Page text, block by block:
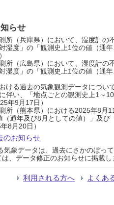
らせ
所（兵庫県）において、湿度計
湿度」の「観測史上1位の値（通
所（広島県）において、湿度計
湿度」の「観測史上1位の値（通
ける過去の気象観測データにつ
伴い、「地点ごとの観測史上1～
年9月17日）
所（熊本県）における2025年8月
（通年及び8月としての値）」及
8月20日）
のお知らせ
象データは、過去にさかのぼっ
、データ修正のお知らせに掲載し
利用される方へ よくあ